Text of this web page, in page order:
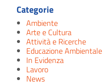
Categorie
Ambiente
Arte e Cultura
Attività e Ricerche
Educazione Ambientale
In Evidenza
Lavoro
News